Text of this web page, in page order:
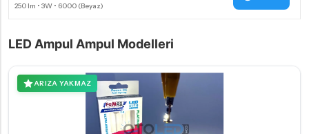
LED Ampul Ampul Modelleri
ARIZA YAKMAZ